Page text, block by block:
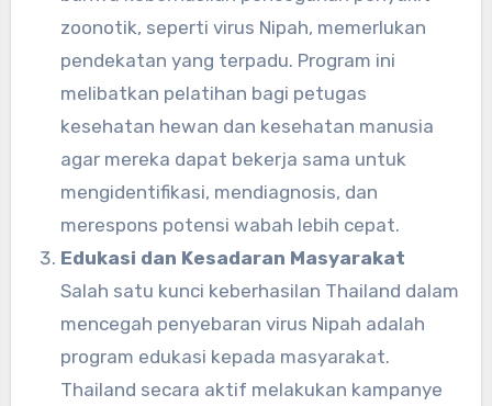
zoonotik, seperti virus Nipah, memerlukan
pendekatan yang terpadu. Program ini
melibatkan pelatihan bagi petugas
kesehatan hewan dan kesehatan manusia
agar mereka dapat bekerja sama untuk
mengidentifikasi, mendiagnosis, dan
merespons potensi wabah lebih cepat.
Edukasi dan Kesadaran Masyarakat
Salah satu kunci keberhasilan Thailand dalam
mencegah penyebaran virus Nipah adalah
program edukasi kepada masyarakat.
Thailand secara aktif melakukan kampanye